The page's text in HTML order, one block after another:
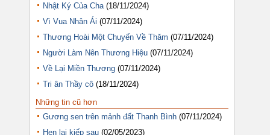
Nhật Ký Của Cha (18/11/2024)
Vì Vua Nhân Ái (07/11/2024)
Thương Hoài Một Chuyến Về Thăm (07/11/2024)
Người Làm Nên Thương Hiệu (07/11/2024)
Về Lại Miền Thương (07/11/2024)
Tri ân Thầy cô (18/11/2024)
Những tin cũ hơn
Gương sen trên mảnh đất Thanh Bình (07/11/2024)
Hẹn lại kiếp sau (02/05/2023)